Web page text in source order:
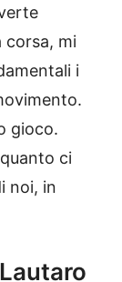
corsa, mi
i
gioco.
ci
noi, in